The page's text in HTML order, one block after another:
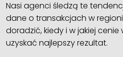
Nasi agenci śledzą te
dane o transakcjach w
doradzić, kiedy i w jakiej
uzyskać najlepszy rezultat.